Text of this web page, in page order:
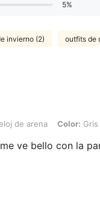
5%
invierno (2) outfits de
Color: Gris, Talla: XS
de arena Color: Gris
ve bello con la